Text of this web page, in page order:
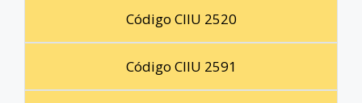
Código CIIU 2520
Código CIIU 2591